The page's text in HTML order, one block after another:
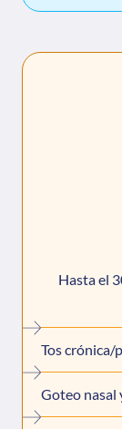
Hasta el
Tos crónica/
Goteo nasal